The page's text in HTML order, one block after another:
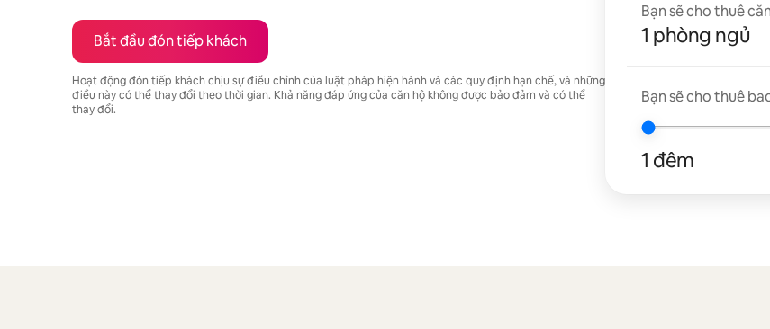
Bắt đầu đón tiếp khách
Hoạt động đón tiếp khách chịu sự điều chỉnh của luật pháp hiện hành và các quy định hạn chế, và những
điều này có thể thay đổi theo thời gian. Khả năng đáp ứng của căn hộ không được bảo đảm và có thể
thay đổi.
Bạn sẽ cho thuê
1 phòng ngủ
Bạn sẽ cho thuê
1 đêm